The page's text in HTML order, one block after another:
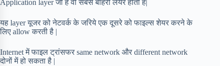
Application layer जो है वो सबसे बाहरी लेयर होती है|
यह layer यूजर को नेटवर्क के जरिये एक दूसरे को फाइल्स शेयर करने के
लिए allow करती है |
Internet में फाइल ट्रांसफर same network और different network
दोनों में हो सकता है |